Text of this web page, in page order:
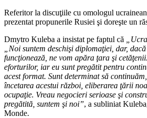
Referitor la discuţiile cu omologul
prezentat propunerile Rusiei şi doreşte un
Dmytro Kuleba a insistat pe faptul că
„Noi suntem deschişi diplomaţiei, dar,
funcţionează, ne vom apăra ţara şi cetăţenii.
eforturilor, iar eu sunt pregătit pentru
acest format. Sunt determinat să
încetarea acestui război, eliberarea ţării
ocupaţie. Vreau negocieri serioase şi
pregătită, suntem şi noi”, a subliniat
Monde.